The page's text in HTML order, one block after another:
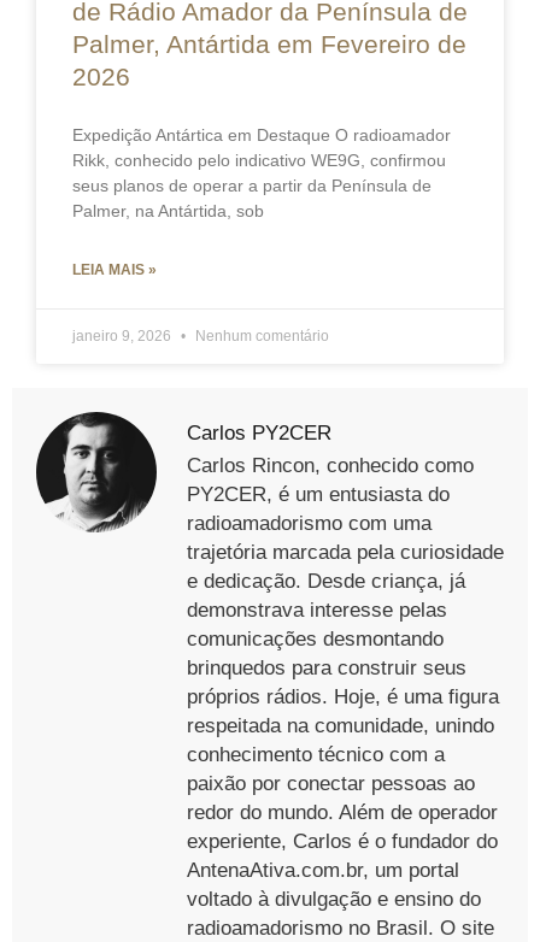
de Rádio Amador da Península de
Palmer, Antártida em Fevereiro de
2026
Expedição Antártica em Destaque O radioamador
Rikk, conhecido pelo indicativo WE9G, confirmou
seus planos de operar a partir da Península de
Palmer, na Antártida, sob
LEIA MAIS »
janeiro 9, 2026 Nenhum comentário
Carlos PY2CER
Carlos Rincon, conhecido como
PY2CER, é um entusiasta do
radioamadorismo com uma
trajetória marcada pela curiosidade
e dedicação. Desde criança, já
demonstrava interesse pelas
comunicações desmontando
brinquedos para construir seus
próprios rádios. Hoje, é uma figura
respeitada na comunidade, unindo
conhecimento técnico com a
paixão por conectar pessoas ao
redor do mundo. Além de operador
experiente, Carlos é o fundador do
AntenaAtiva.com.br, um portal
voltado à divulgação e ensino do
radioamadorismo no Brasil. O site